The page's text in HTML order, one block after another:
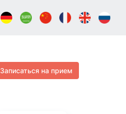
Записаться на прием